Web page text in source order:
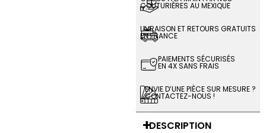
COUTURIÈRES AU MEXIQUE
LIVRAISON ET RETOURS GRATUITS
EN FRANCE
PAIEMENTS SÉCURISÉS
EN 4X SANS FRAIS
ENVIE D’UNE PIÈCE SUR MESURE ?
CONTACTEZ-NOUS !
DESCRIPTION